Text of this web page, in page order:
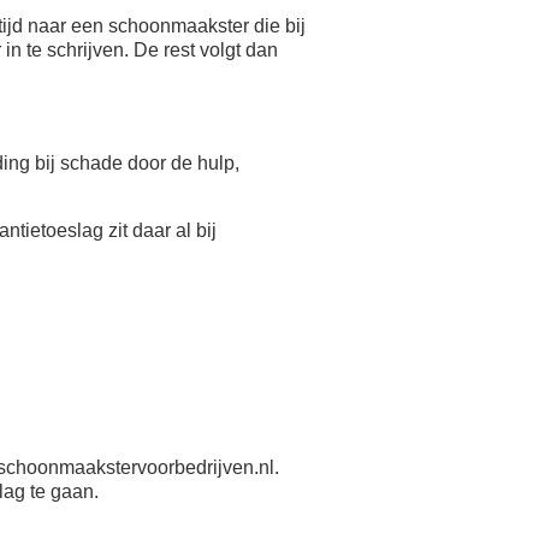
naar een schoonmaakster die bij
te schrijven. De rest volgt dan
bij schade door de hulp,
zit daar al bij
te gaan.